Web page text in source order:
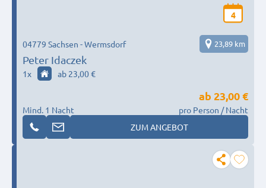
4
Peter Idaczek
04779 Sachsen - Wermsdorf 23,89 km
1x ab 23,00 €
Mind. 1 Nacht
ab 23,00 €
pro Person / Nacht
ZUM ANGEBOT